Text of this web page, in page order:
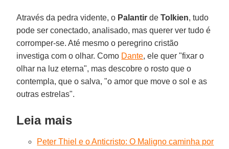
Através da pedra vidente, o Palantir deTolkien, tudo
pode ser conectado, analisado, mas querer ver tudo é
corromper-se. Até mesmo o peregrino cristão
investiga com o olhar. Como Dante, ele quer "fixar o
olhar na luz eterna", mas descobre o rosto que o
contempla, que o salva, "o amor que move o sol e as
outras estrelas".
Leia mais
Peter Thiel e o Anticristo: O Maligno caminha por